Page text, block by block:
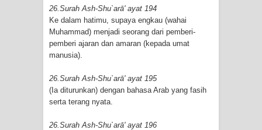
26.Surah Ash-Shu`arā' ayat 194
Ke dalam hatimu, supaya engkau (wahai
Muhammad) menjadi seorang dari pemberi-
pemberi ajaran dan amaran (kepada umat
manusia).
26.Surah Ash-Shu`arā' ayat 195
(Ia diturunkan) dengan bahasa Arab yang fasih
serta terang nyata.
26.Surah Ash-Shu`arā' ayat 196